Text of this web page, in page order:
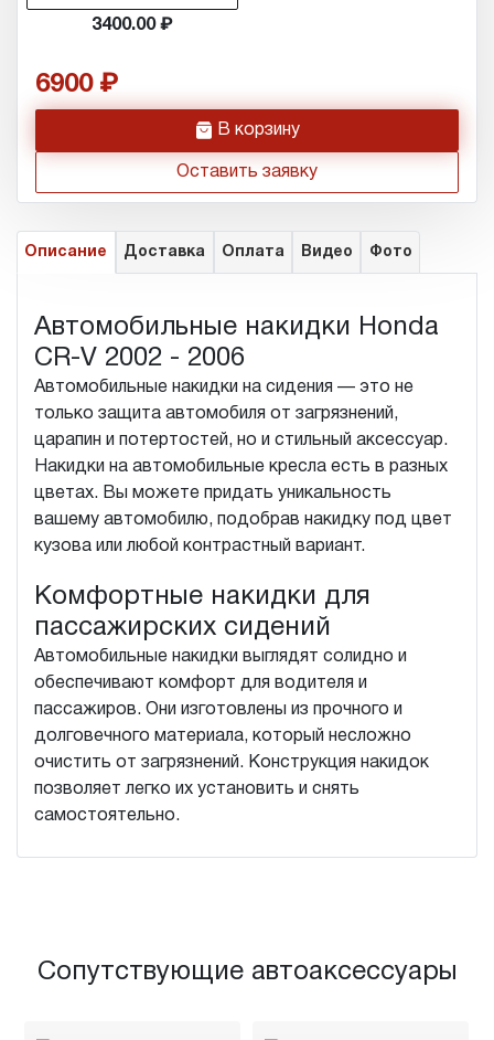
3400.00
6900
h В корзину
Оставить заявку
Описание Доставка Оплата Видео Фото
Автомобильные накидки Honda
CR-V 2002 - 2006
Автомобильные накидки на сидения — это не
только защита автомобиля от загрязнений,
царапин и потертостей, но и стильный аксессуар.
Накидки на автомобильные кресла есть в разных
цветах. Вы можете придать уникальность
вашему автомобилю, подобрав накидку под цвет
кузова или любой контрастный вариант.
Комфортные накидки для
пассажирских сидений
Автомобильные накидки выглядят солидно и
обеспечивают комфорт для водителя и
пассажиров. Они изготовлены из прочного и
долговечного материала, который несложно
очистить от загрязнений. Конструкция накидок
позволяет легко их установить и снять
самостоятельно.
Сопутствующие автоаксессуары